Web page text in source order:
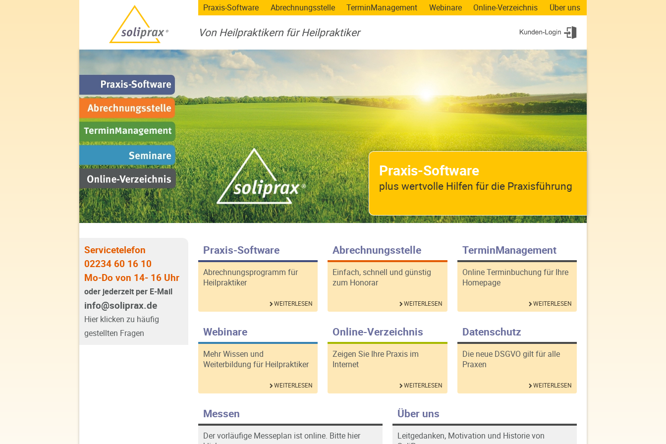
Praxis-Software Abrechnungsstelle TerminManagement Webinare Online-Verzeichnis Über uns
Von Heilpraktikern für Heilpraktiker
Praxis-Software
plus wertvolle Hilfen für die Praxisführung
Servicetelefon
02234 60 16 10
Mo-Do von 14- 16 Uhr
oder jederzeit per E-Mail
info@soliprax.de
Hier klicken zu häufig
gestellten Fragen
Praxis-Software
Abrechnungsprogramm für
Heilpraktiker
WEITERLESEN
Abrechnungsstelle
Einfach, schnell und günstig
zum Honorar
WEITERLESEN
TerminManagement
Online Terminbuchung für Ihre
Homepage
WEITERLESEN
Webinare
Mehr Wissen und
Weiterbildung für Heilpraktiker
WEITERLESEN
Online-Verzeichnis
Zeigen Sie Ihre Praxis im
Internet
WEITERLESEN
Datenschutz
Die neue DSGVO gilt für alle
Praxen
WEITERLESEN
Messen
Der vorläufige Messeplan ist online. Bitte hier
Über uns
Leitgedanken, Motivation und Historie von